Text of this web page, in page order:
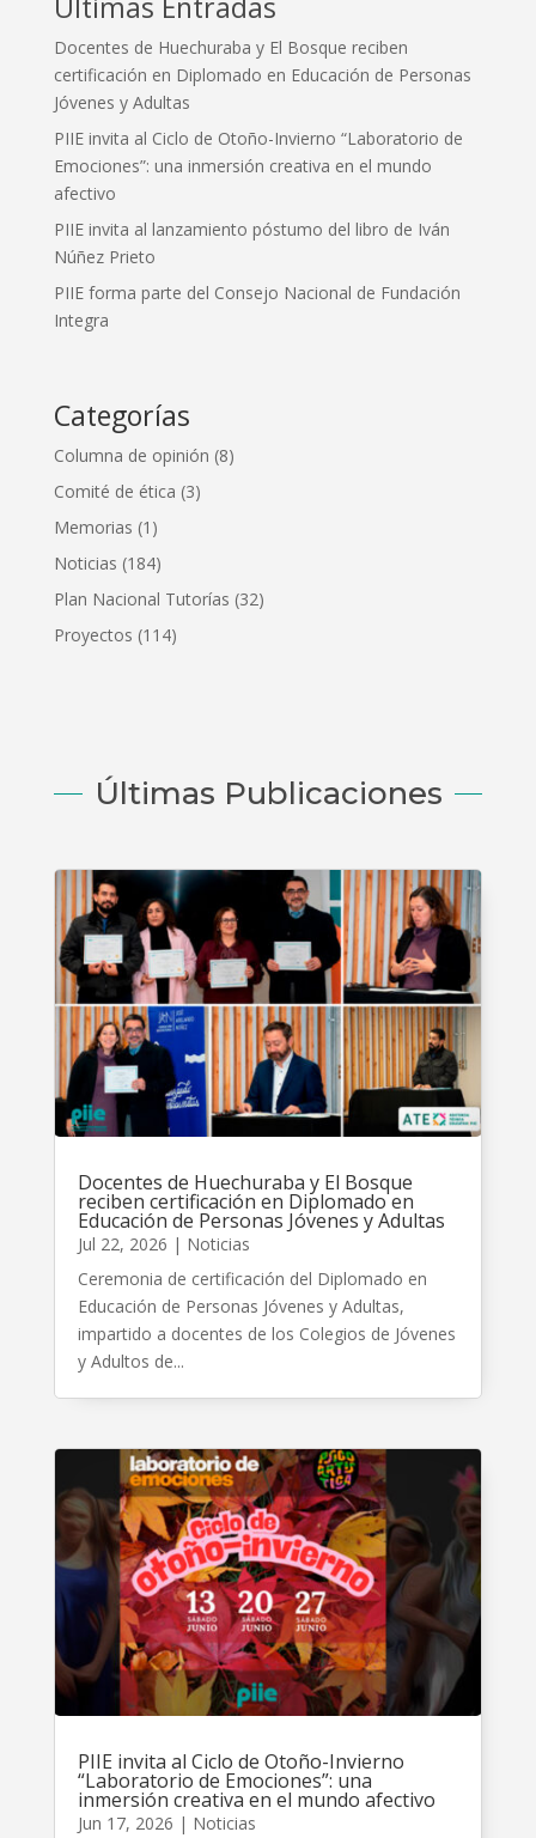
Docentes de Huechuraba y El Bosque reciben
certificación en Diplomado en Educación de Personas
Jóvenes y Adultas
PIIE invita al Ciclo de Otoño-Invierno “Laboratorio de
Emociones”: una inmersión creativa en el mundo
afectivo
PIIE invita al lanzamiento póstumo del libro de Iván
Núñez Prieto
PIIE forma parte del Consejo Nacional de Fundación
Integra
Categorías
Columna de opinión (8)
Comité de ética (3)
Memorias (1)
Noticias (184)
Plan Nacional Tutorías (32)
Proyectos (114)
Últimas Publicaciones
Docentes de Huechuraba y El Bosque
reciben certificación en Diplomado en
Educación de Personas Jóvenes y Adultas
Jul 22, 2026 | Noticias
Ceremonia de certificación del Diplomado en
Educación de Personas Jóvenes y Adultas,
impartido a docentes de los Colegios de Jóvenes
y Adultos de...
PIIE invita al Ciclo de Otoño-Invierno
“Laboratorio de Emociones”: una
inmersión creativa en el mundo afectivo
Jun 17, 2026 | Noticias